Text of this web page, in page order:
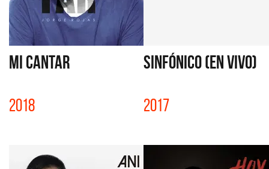
MI CANTAR
2018
SINFÓNICO (EN VIVO)
2017